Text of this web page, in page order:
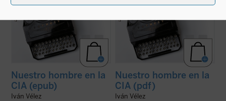
Nuestro hombre en la
CIA (epub)
Iván Vélez
Nuestro hombre en la
CIA (pdf)
Iván Vélez